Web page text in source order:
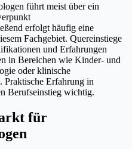
führt meist über ein
erfolgt häufig eine
Fachgebiet. Quereinstiege
und Erfahrungen
in Bereichen wie Kinder- und
oder klinische
Erfahrung in
Berufseinstieg wichtig.
für